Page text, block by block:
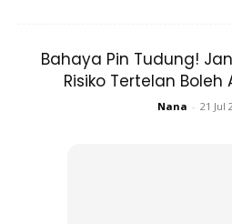
Bahaya Pin Tudung!
Risiko Tertelan
Nana - 21 Jul